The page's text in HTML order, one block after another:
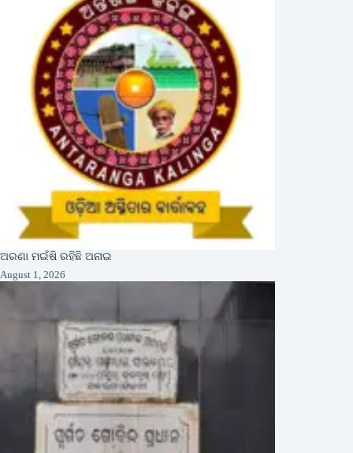
ଅରଣା ମଇଁଷି ରହିଛି ଅନାଇ
August 1, 2026